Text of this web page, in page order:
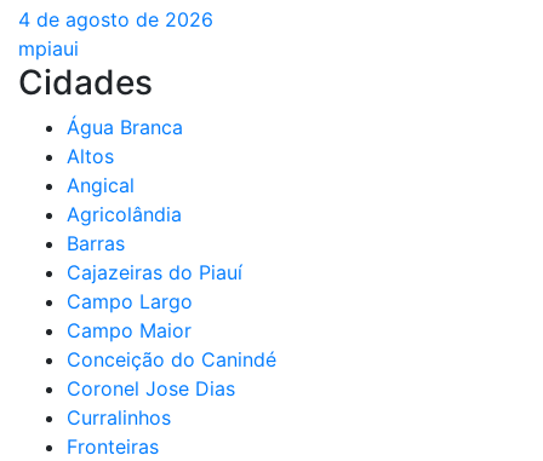
4 de agosto de 2026
mpiaui
Cidades
Água Branca
Altos
Angical
Agricolândia
Barras
Cajazeiras do Piauí
Campo Largo
Campo Maior
Conceição do Canindé
Coronel Jose Dias
Curralinhos
Fronteiras